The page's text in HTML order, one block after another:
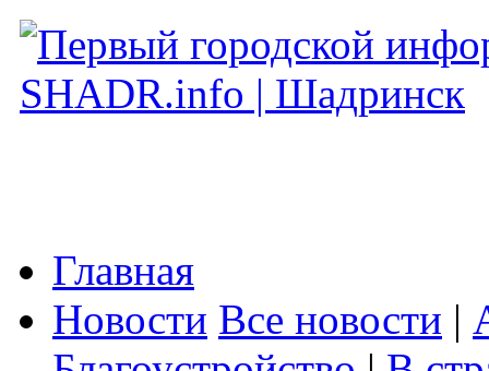
Главная
Новости Все новости |